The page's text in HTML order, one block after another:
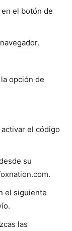
el botón de
opción de
el código
su
el siguiente
las